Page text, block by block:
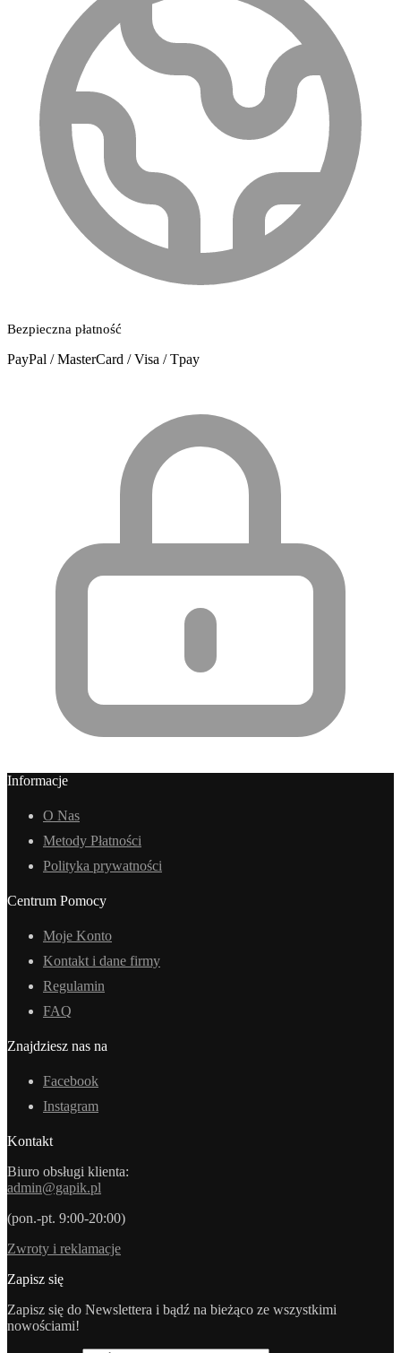
Bezpieczna płatność
PayPal / MasterCard / Visa / Tpay
Informacje
O Nas
Metody Płatności
Polityka prywatności
Centrum Pomocy
Moje Konto
Kontakt i dane firmy
Regulamin
FAQ
Znajdziesz nas na
Facebook
Instagram
Kontakt
Biuro obsługi klienta:
admin@gapik.pl
(pon.-pt. 9:00-20:00)
Zwroty i reklamacje
Zapisz się
Zapisz się do Newslettera i bądź na bieżąco ze wszystkimi
nowościami!